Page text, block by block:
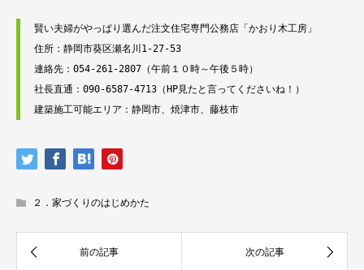
賢い夫婦がやっぱり選んだ注文住宅専門公務店「かおり木工房」
住所：静岡市葵区瀬名川1-27-53
連絡先：054-261-2807（午前１０時～午後５時）
社長直通：090-6587-4713（HP見たと言ってくださいね！）
建築施工可能エリア：静岡市、焼津市、藤枝市
２．家づくりのはじめかた